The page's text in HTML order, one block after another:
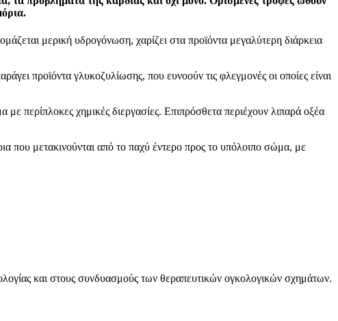
μερική υδρογόνωση, χαρίζει στα προϊόντα μεγαλύτερη διάρκεια
προϊόντα γλυκοζυλίωσης, που ευνοούν τις φλεγμονές οι οποίες είναι
περίπλοκες χημικές διεργασίες. Επιπρόσθετα περιέχουν λιπαρά οξέα
μετακινούνται από το παχύ έντερο προς το υπόλοιπο σώμα, με
και στους συνδυασμούς των θεραπευτικών ογκολογικών σχημάτων.